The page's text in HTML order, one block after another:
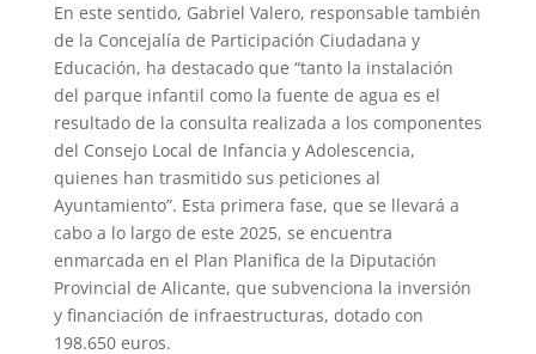
En este sentido, Gabriel Valero, responsable también
de la Concejalía de Participación Ciudadana y
Educación, ha destacado que “tanto la instalación
del parque infantil como la fuente de agua es el
resultado de la consulta realizada a los componentes
del Consejo Local de Infancia y Adolescencia,
quienes han trasmitido sus peticiones al
Ayuntamiento”. Esta primera fase, que se llevará a
cabo a lo largo de este 2025, se encuentra
enmarcada en el Plan Planifica de la Diputación
Provincial de Alicante, que subvenciona la inversión
y financiación de infraestructuras, dotado con
198.650 euros.